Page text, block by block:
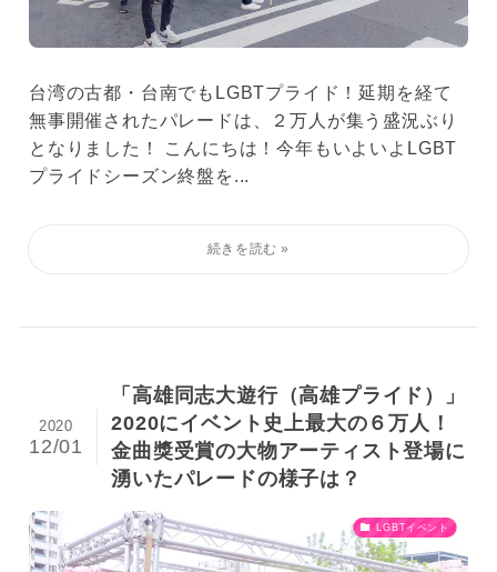
台湾の古都・台南でもLGBTプライド！延期を経て
無事開催されたパレードは、２万人が集う盛況ぶり
となりました！ こんにちは！今年もいよいよLGBT
プライドシーズン終盤を...
「高雄同志大遊行（高雄プライド）」
2020にイベント史上最大の６万人！
金曲獎受賞の大物アーティスト登場に
湧いたパレードの様子は？
2020
12/01
LGBTイベント